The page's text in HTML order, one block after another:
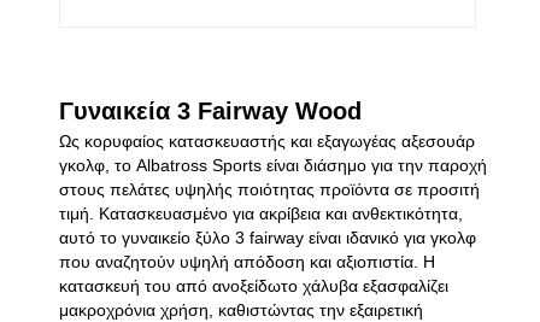
Γυναικεία 3 Fairway Wood
Ως κορυφαίος κατασκευαστής και εξαγωγέας αξεσουάρ
γκολφ, το Albatross Sports είναι διάσημο για την παροχή
στους πελάτες υψηλής ποιότητας προϊόντα σε προσιτή
τιμή. Κατασκευασμένο για ακρίβεια και ανθεκτικότητα,
αυτό το γυναικείο ξύλο 3 fairway είναι ιδανικό για γκολφ
που αναζητούν υψηλή απόδοση και αξιοπιστία. Η
κατασκευή του από ανοξείδωτο χάλυβα εξασφαλίζει
μακροχρόνια χρήση, καθιστώντας την εξαιρετική